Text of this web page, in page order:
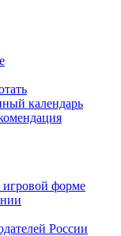
календарь
форме
России